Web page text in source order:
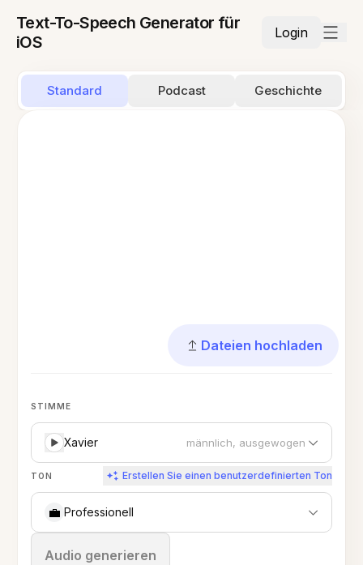
Text-To-Speech Generator für
iOS
Login
Standard Podcast Geschichte
Dateien hochladen
STIMME
Xavier männlich, ausgewogen
TON Erstellen Sie einen benutzerdefinierten Ton
💼 Professionell
Audio generieren
Stoppen